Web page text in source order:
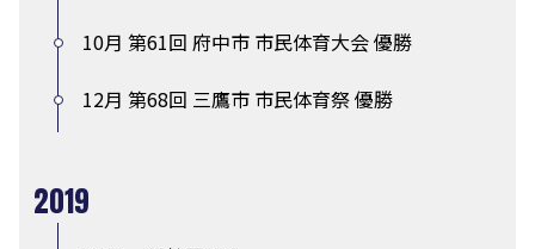
10月 第61回 府中市 市民体育大会 優勝
12月 第68回 三鷹市 市民体育祭 優勝
2019